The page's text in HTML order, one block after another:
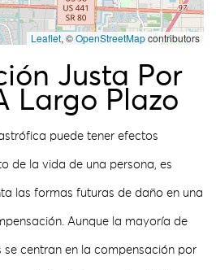
Leaflet, ©OpenStreetMapcontributors
Justa Por
Largo Plazo
puede tener efectos
de la vida de una persona, es
las formas futuras de daño en una
Aunque la mayoría de
se centran en la compensación por